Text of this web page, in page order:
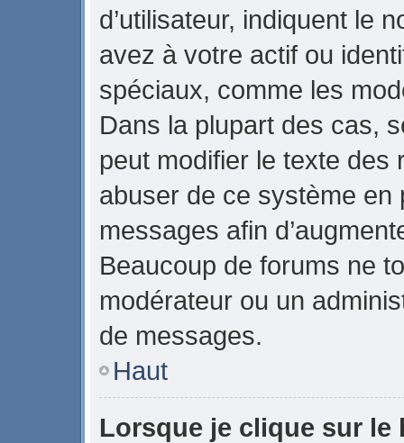
d’utilisateur, indiquent le
avez à votre actif ou
spéciaux, comme les
Dans la plupart des cas,
peut modifier le texte des
abuser de ce système en
messages afin
Beaucoup de forums ne
modérateur ou un
de messages.
Haut
Lorsque je clique sur le